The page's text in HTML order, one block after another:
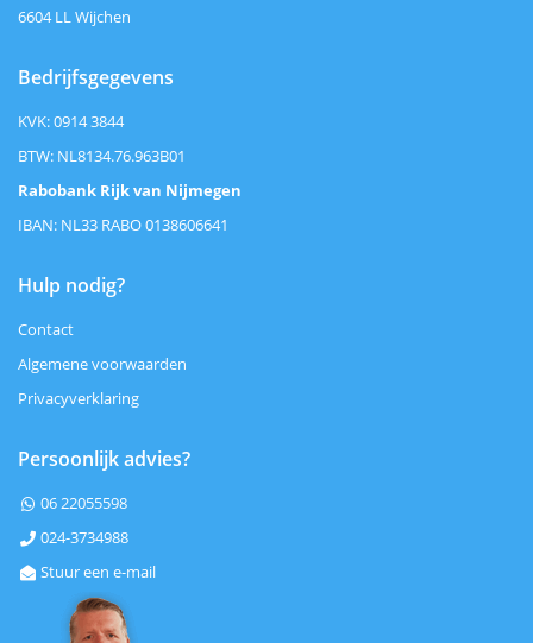
6604 LL Wijchen
Bedrijfsgegevens
KVK: 0914 3844
BTW: NL8134.76.963B01
Rabobank Rijk van Nijmegen
IBAN: NL33 RABO 0138606641
Hulp nodig?
Contact
Algemene voorwaarden
Privacyverklaring
Persoonlijk advies?
 06 22055598
 024-3734988
 Stuur een e-mail